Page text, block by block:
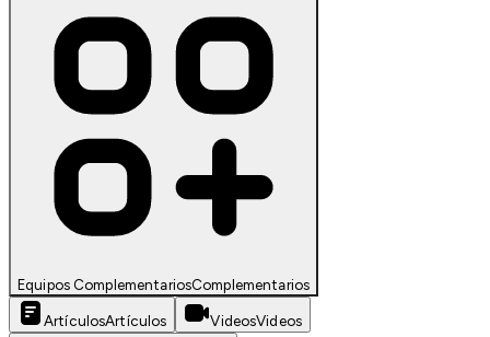
Equipos ComplementariosComplementarios
ArtículosArtículos VideosVideos